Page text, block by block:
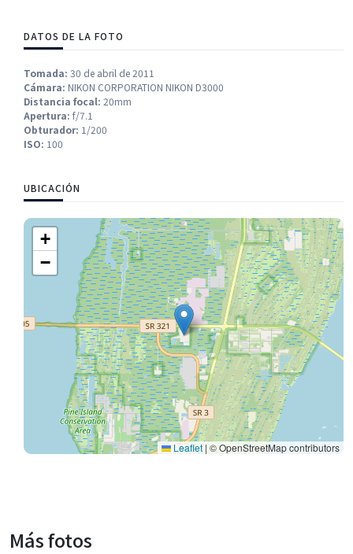
DATOS DE LA FOTO
Tomada: 30 de abril de 2011
Cámara: NIKON CORPORATION NIKON D3000
Distancia focal: 20mm
Apertura: f/7.1
Obturador: 1/200
ISO: 100
UBICACIÓN
+
−
Leaflet | © OpenStreetMap contributors
Más fotos